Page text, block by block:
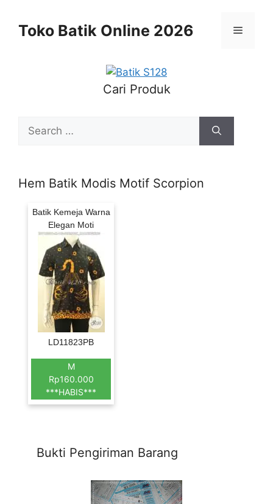
contentToko Batik Online 2026 Menu
Cari Produk
for:
Hem Batik Modis Motif Scorpion
Batik Kemeja Warna
Elegan Moti
LD11823PB
M
Rp160.000
***HABIS***
Bukti Pengiriman Barang